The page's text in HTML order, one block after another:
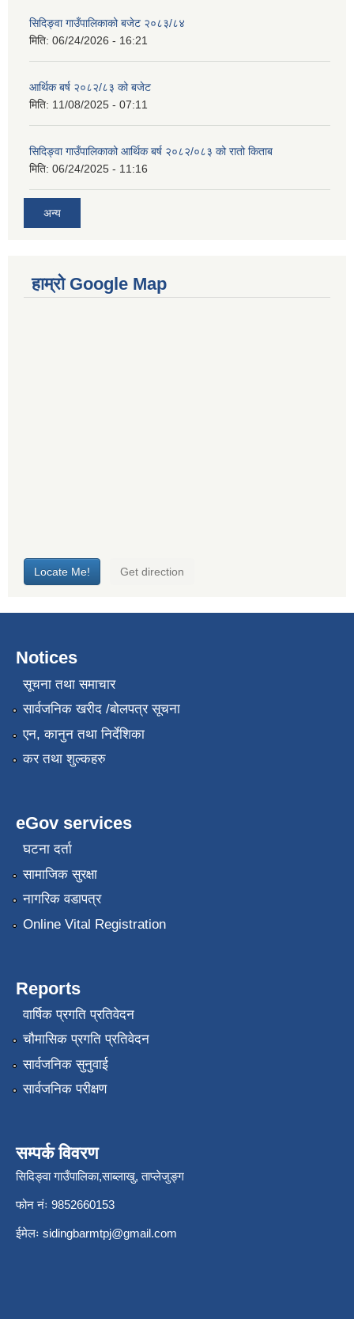
सिदिङ्वा गाउँपालिकाको बजेट २०८३/८४
मिति: 06/24/2026 - 16:21
आर्थिक बर्ष २०८२/८३ को बजेट
मिति: 11/08/2025 - 07:11
सिदिङ्वा गाउँपालिकाको आर्थिक बर्ष २०८२/०८३ को रातो किताब
मिति: 06/24/2025 - 11:16
अन्य
हाम्रो Google Map
Notices
सूचना तथा समाचार
सार्वजनिक खरीद /बोलपत्र सूचना
एन, कानुन तथा निर्देशिका
कर तथा शुल्कहरु
eGov services
घटना दर्ता
सामाजिक सुरक्षा
नागरिक वडापत्र
Online Vital Registration
Reports
वार्षिक प्रगति प्रतिवेदन
चौमासिक प्रगति प्रतिवेदन
सार्वजनिक सुनुवाई
सार्वजनिक परीक्षण
सम्पर्क विवरण
सिदिङ्वा गाउँपालिका,साब्लाखु, ताप्लेजुङ्ग
फोन नंः 9852660153
ईमेलः sidingbarmtpj@gmail.com